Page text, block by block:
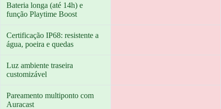
Bateria longa (até 14h) e
função Playtime Boost
Certificação IP68: resistente a
água, poeira e quedas
Luz ambiente traseira
customizável
Pareamento multiponto com
Auracast